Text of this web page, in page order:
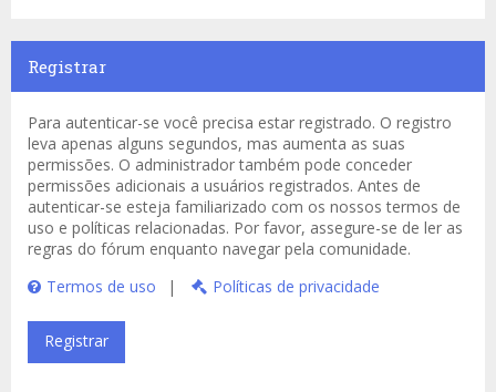
Registrar
Para autenticar-se você precisa estar registrado. O registro
leva apenas alguns segundos, mas aumenta as suas
permissões. O administrador também pode conceder
permissões adicionais a usuários registrados. Antes de
autenticar-se esteja familiarizado com os nossos termos de
uso e políticas relacionadas. Por favor, assegure-se de ler as
regras do fórum enquanto navegar pela comunidade.
Termos de uso
| Políticas de privacidade
Registrar